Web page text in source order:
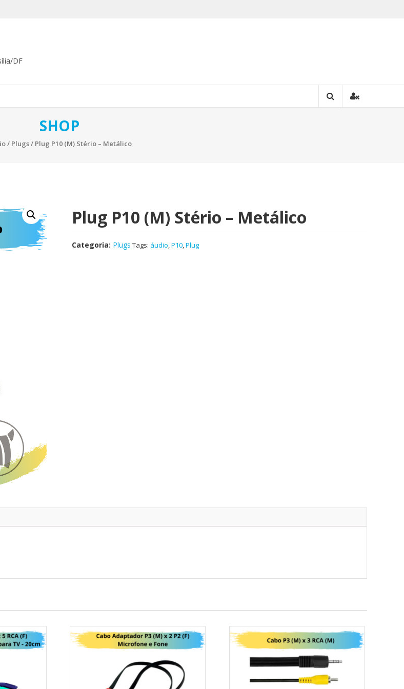
DF
SHOP
/ Plugs/ Plug P10 (M) Stério – Metálico
Plug P10 (M) Stério – Metálico
Categoria: Plugs Tags: áudio,P10,Plug